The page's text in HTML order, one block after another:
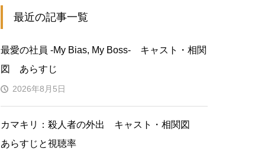
最近の記事一覧
最愛の社員 -My Bias, My Boss- キャスト・相関
図 あらすじ
2026年8月5日
カマキリ：殺人者の外出 キャスト・相関図
あらすじと視聴率